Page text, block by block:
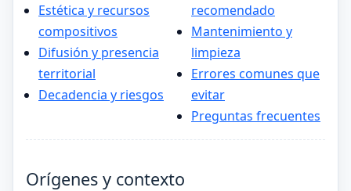
Estética y recursos
compositivos
Difusión y presencia
territorial
Decadencia y riesgos
recomendado
Mantenimiento y
limpieza
Errores comunes que
evitar
Preguntas frecuentes
Orígenes y contexto